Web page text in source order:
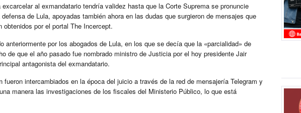
al exmandatario tendría validez hasta que la Corte Suprema se pronuncie
de Lula, apoyadas también ahora en las dudas que surgieron de mensajes que
por el portal The Incercept.
anteriormente por los abogados de Lula, en los que se decía que la «parcialidad» de
de que el año pasado fue nombrado ministro de Justicia por el hoy presidente Jair
antagonista del exmandatario.
fueron intercambiados en la época del juicio a través de la red de mensajería Telegram y
manera las investigaciones de los fiscales del Ministerio Público, lo que está